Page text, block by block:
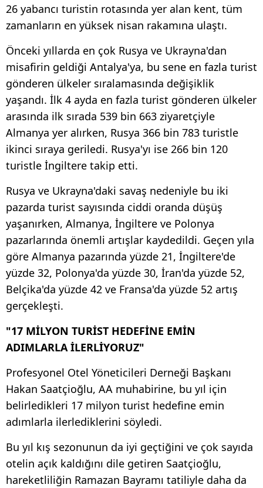
26 yabancı turistin rotasında yer alan kent, tüm
zamanların en yüksek nisan rakamına ulaştı.
Önceki yıllarda en çok Rusya ve Ukrayna'dan
misafirin geldiği Antalya'ya, bu sene en fazla turist
gönderen ülkeler sıralamasında değişiklik
yaşandı. İlk 4 ayda en fazla turist gönderen ülkeler
arasında ilk sırada 539 bin 663 ziyaretçiyle
Almanya yer alırken, Rusya 366 bin 783 turistle
ikinci sıraya geriledi. Rusya'yı ise 266 bin 120
turistle İngiltere takip etti.
Rusya ve Ukrayna'daki savaş nedeniyle bu iki
pazarda turist sayısında ciddi oranda düşüş
yaşanırken, Almanya, İngiltere ve Polonya
pazarlarında önemli artışlar kaydedildi. Geçen yıla
göre Almanya pazarında yüzde 21, İngiltere'de
yüzde 32, Polonya'da yüzde 30, İran'da yüzde 52,
Belçika'da yüzde 42 ve Fransa'da yüzde 52 artış
gerçekleşti.
"17 MİLYON TURİST HEDEFİNE EMİN
ADIMLARLA İLERLİYORUZ"
Profesyonel Otel Yöneticileri Derneği Başkanı
Hakan Saatçioğlu, AA muhabirine, bu yıl için
belirledikleri 17 milyon turist hedefine emin
adımlarla ilerlediklerini söyledi.
Bu yıl kış sezonunun da iyi geçtiğini ve çok sayıda
otelin açık kaldığını dile getiren Saatçioğlu,
hareketliliğin Ramazan Bayramı tatiliyle daha da